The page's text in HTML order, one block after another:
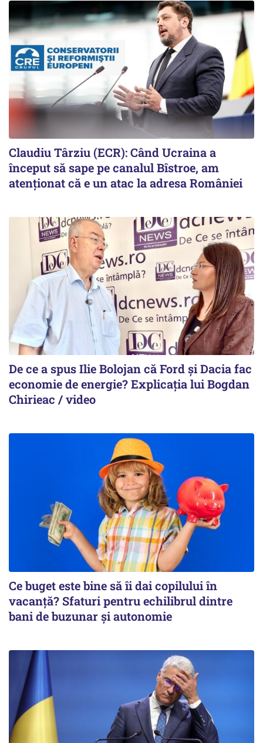
Claudiu Târziu (ECR): Când Ucraina a
început să sape pe canalul Bîstroe, am
atenționat că e un atac la adresa României
De ce a spus Ilie Bolojan că Ford și Dacia fac
economie de energie? Explicația lui Bogdan
Chirieac / video
Ce buget este bine să îi dai copilului în
vacanță? Sfaturi pentru echilibrul dintre
bani de buzunar și autonomie